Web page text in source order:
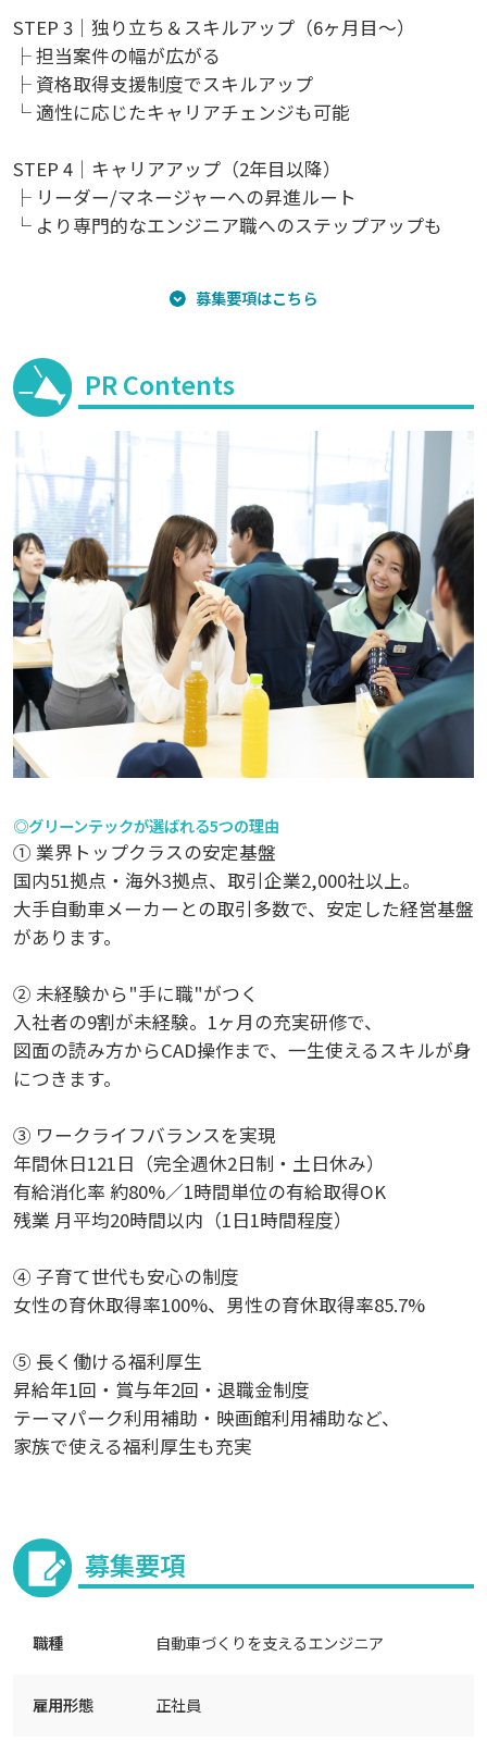
STEP 3｜独り立ち＆スキルアップ（6ヶ月目～）
├ 担当案件の幅が広がる
├ 資格取得支援制度でスキルアップ
└ 適性に応じたキャリアチェンジも可能
STEP 4｜キャリアアップ（2年目以降）
├ リーダー/マネージャーへの昇進ルート
└ より専門的なエンジニア職へのステップアップも
募集要項はこちら
PR Contents
◎グリーンテックが選ばれる5つの理由
① 業界トップクラスの安定基盤
国内51拠点・海外3拠点、取引企業2,000社以上。
大手自動車メーカーとの取引多数で、安定した経営基盤
があります。
② 未経験から"手に職"がつく
入社者の9割が未経験。1ヶ月の充実研修で、
図面の読み方からCAD操作まで、一生使えるスキルが身
につきます。
③ ワークライフバランスを実現
年間休日121日（完全週休2日制・土日休み）
有給消化率 約80%／1時間単位の有給取得OK
残業 月平均20時間以内（1日1時間程度）
④ 子育て世代も安心の制度
女性の育休取得率100%、男性の育休取得率85.7%
⑤ 長く働ける福利厚生
昇給年1回・賞与年2回・退職金制度
テーマパーク利用補助・映画館利用補助など、
家族で使える福利厚生も充実
募集要項
職種 自動車づくりを支えるエンジニア
雇用形態 正社員